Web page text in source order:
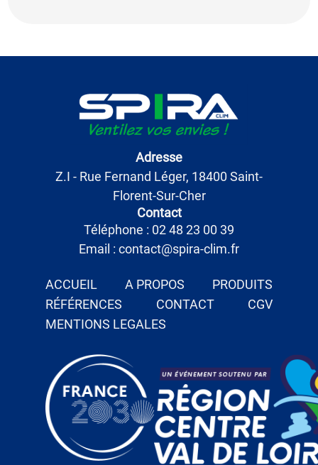
Adresse
Z.I - Rue Fernand Léger, 18400 Saint-
Florent-Sur-Cher
Contact
Téléphone : 02 48 23 00 39
Email : contact@spira-clim.fr
ACCUEIL A PROPOS
PRODUITS
RÉFÉRENCES
CONTACT
CGV
MENTIONS LEGALES